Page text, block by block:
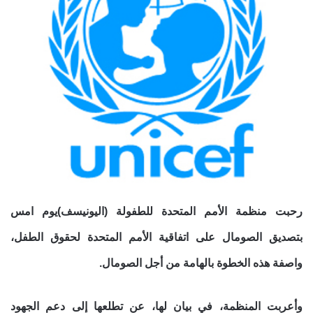
رحبت منظمة الأمم المتحدة للطفولة (اليونيسف)يوم امس
بتصديق الصومال على اتفاقية الأمم المتحدة لحقوق الطفل،
واصفة هذه الخطوة بالهامة من أجل الصومال.
وأعربت المنظمة، في بيان لها، عن تطلعها إلى دعم الجهود